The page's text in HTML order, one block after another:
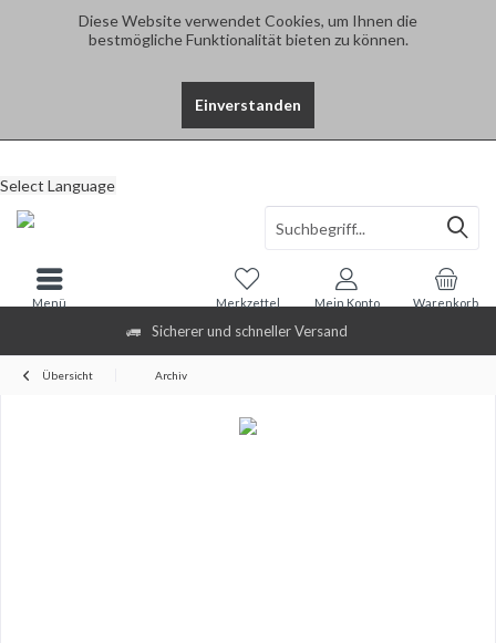
Diese Website verwendet Cookies, um Ihnen die
bestmögliche Funktionalität bieten zu können.
Einverstanden
Sicherer und schneller Versand
Select Language
Warenkorb
Merkzettel Mein Konto
Menü
Übersicht Archiv